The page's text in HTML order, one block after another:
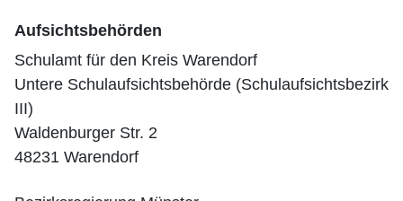
Aufsichtsbehörden
Schulamt für den Kreis Warendorf
Untere Schulaufsichtsbehörde (Schulaufsichtsbezirk
III)
Waldenburger Str. 2
48231 Warendorf